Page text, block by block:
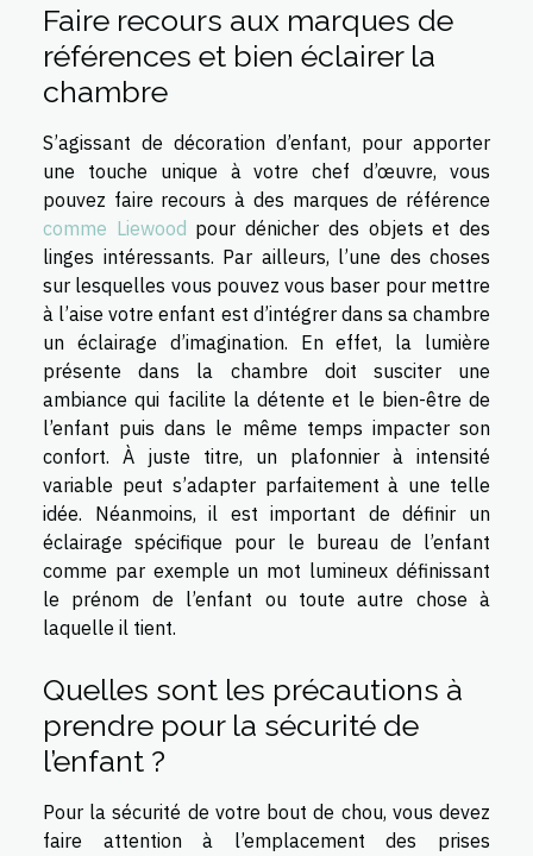
Faire recours aux marques de
références et bien éclairer la
chambre
S’agissant de décoration d’enfant, pour apporter
une touche unique à votre chef d’œuvre, vous
pouvez faire recours à des marques de référence
comme Liewood pour dénicher des objets et des
linges intéressants. Par ailleurs, l’une des choses
sur lesquelles vous pouvez vous baser pour mettre
à l’aise votre enfant est d’intégrer dans sa chambre
un éclairage d’imagination. En effet, la lumière
présente dans la chambre doit susciter une
ambiance qui facilite la détente et le bien-être de
l’enfant puis dans le même temps impacter son
confort. À juste titre, un plafonnier à intensité
variable peut s’adapter parfaitement à une telle
idée. Néanmoins, il est important de définir un
éclairage spécifique pour le bureau de l’enfant
comme par exemple un mot lumineux définissant
le prénom de l’enfant ou toute autre chose à
laquelle il tient.
Quelles sont les précautions à
prendre pour la sécurité de
l’enfant ?
Pour la sécurité de votre bout de chou, vous devez
faire attention à l’emplacement des prises